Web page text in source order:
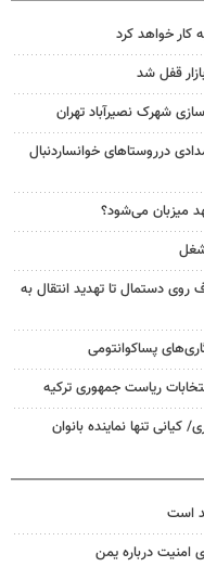
کار خواهد کرد
قفل شد
شهرک نصیرآباد تهران
درروستاهای خوانساردنبال
میزبان می‌شود؟
شغل
دستمال تا تهدید انتقال به
پساکوانتومی
ریاست جمهوری ترکیه
است
امنیت درباره یمن